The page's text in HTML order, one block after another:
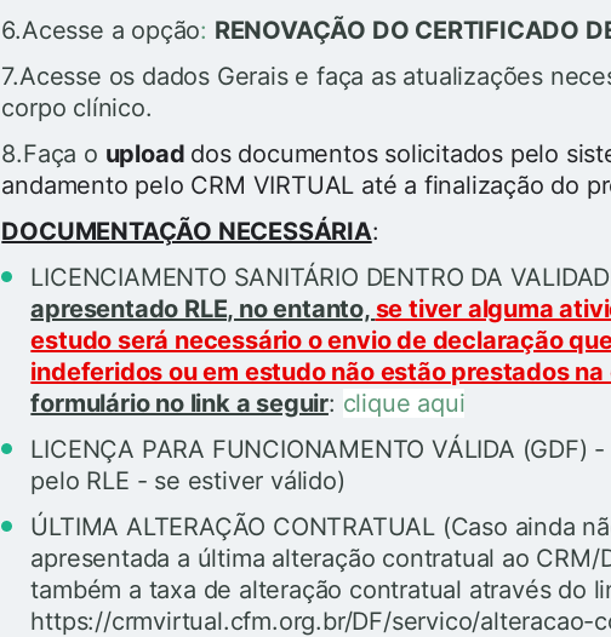
6.Acesse a opção: RENOVAÇÃO DO CERTIFICADO
7.Acesse os dados Gerais e faça as atualizações
corpo clínico.
8.Faça o upload dos documentos solicitados pelo
andamento pelo CRM VIRTUAL até a finalização do
DOCUMENTAÇÃO NECESSÁRIA:
LICENCIAMENTO SANITÁRIO DENTRO DA
apresentado RLE, no entanto, se tiver alguma
estudo será necessário o envio de declaração
indeferidos ou em estudo não estão prestados na
formulário no link a seguir: clique aqui
LICENÇA PARA FUNCIONAMENTO VÁLIDA (GDF)
pelo RLE - se estiver válido)
ÚLTIMA ALTERAÇÃO CONTRATUAL (Caso ainda
apresentada a última alteração contratual ao CRM/
também a taxa de alteração contratual através do
https://crmvirtual.cfm.org.br/DF/servico/alteracao-